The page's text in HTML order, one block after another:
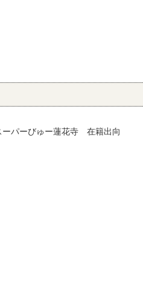
パーびゅー蓮花寺 在籍出向